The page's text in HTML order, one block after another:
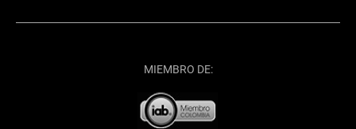
MIEMBRO DE: